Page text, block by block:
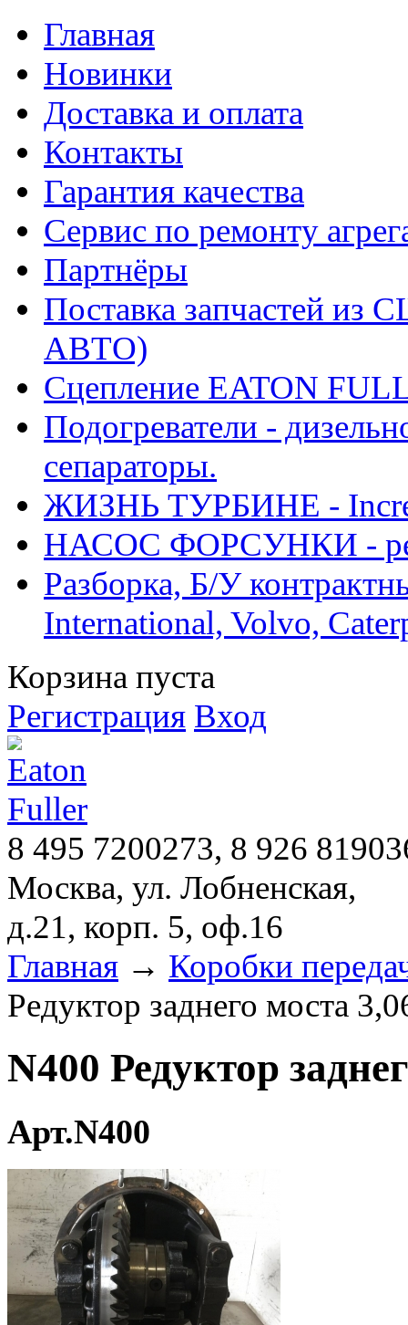
Главная
Новинки
Доставка и оплата
Контакты
Гарантия качества
Сервис по ремонту
Партнёры
Поставка запчастей
АВТО)
Сцепление EATON
Подогреватели -
сепараторы.
ЖИЗНЬ ТУРБИНЕ -
НАСОС ФОРСУНКИ -
Разборка, Б/У
International, Volvo,
Корзина пуста
Регистрация Вход
8 495 7200273, 8 926
Москва, ул. Лобненская,
д.21, корп. 5, оф.16
Главная → Коробки
Редуктор заднего моста
N400 Редуктор
Арт.N400